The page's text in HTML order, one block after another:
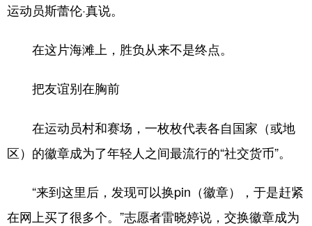
运动员斯蕾伦·真说。
在这片海滩上，胜负从来不是终点。
把友谊别在胸前
在运动员村和赛场，一枚枚代表各自国家（或地
区）的徽章成为了年轻人之间最流行的“社交货币”。
“来到这里后，发现可以换pin（徽章），于是赶紧
在网上买了很多个。”志愿者雷晓婷说，交换徽章成为